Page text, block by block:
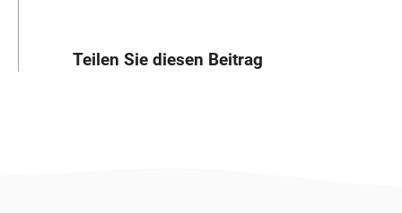
Teilen Sie diesen Beitrag